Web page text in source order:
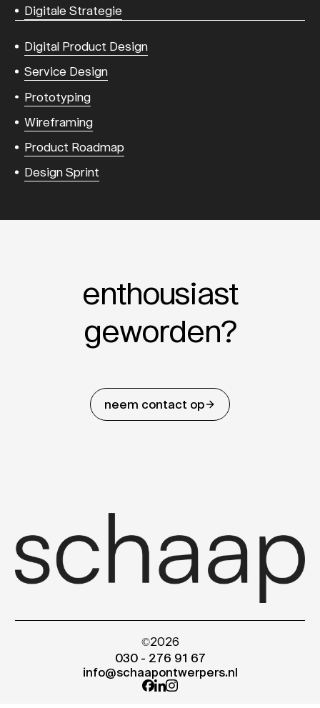
Digitale Strategie
Digital Product Design
Service Design
Prototyping
Wireframing
Product Roadmap
Design Sprint
enthousiast
geworden?
neem contact op
©2026
030 - 276 91 67
info@schaapontwerpers.nl